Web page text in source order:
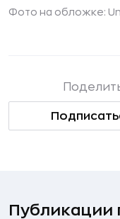
Фото на обложке:
Публикации